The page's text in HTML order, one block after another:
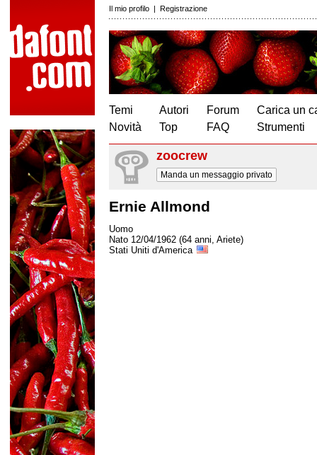
Il mio profilo | Registrazione
Temi
Novità
Autori
Top
Forum
FAQ
Carica un
Strumenti
zoocrew
Manda un messaggio privato
Ernie Allmond
Uomo
Nato 12/04/1962 (64 anni, Ariete)
Stati Uniti d'America